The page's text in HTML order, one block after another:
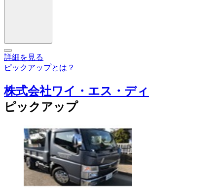
詳細を見る
ピックアップとは？
株式会社ワイ・エス・ディ
ピックアップ